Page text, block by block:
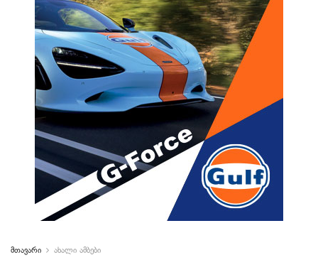
მთავარი ახალი ამბები